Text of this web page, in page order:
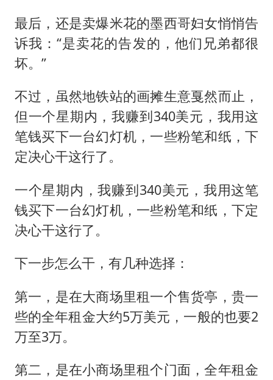
最后，还是卖爆米花的墨西哥妇女悄悄告
诉我：“是卖花的告发的，他们兄弟都很
坏。”
不过，虽然地铁站的画摊生意戛然而止，
但一个星期内，我赚到340美元，我用这
笔钱买下一台幻灯机，一些粉笔和纸，下
定决心干这行了。
一个星期内，我赚到340美元，我用这笔
钱买下一台幻灯机，一些粉笔和纸，下定
决心干这行了。
下一步怎么干，有几种选择：
第一，是在大商场里租一个售货亭，贵一
些的全年租金大约5万美元，一般的也要2
万至3万。
第二，是在小商场里租个门面，全年租金